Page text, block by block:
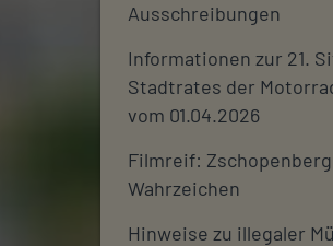
Ausschreibungen
Informationen zur 21.
Stadtrates der
vom 01.04.2026
Filmreif:
Wahrzeichen
Hinweise zu illegaler